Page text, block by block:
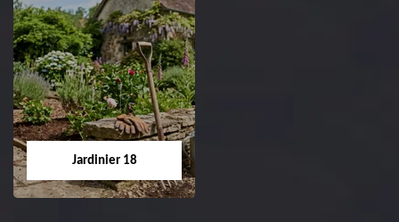
Dessouchage arbre
et haie 18
Entreprise dessouchage
arbre et haie 18 Cher
Jardinier 18